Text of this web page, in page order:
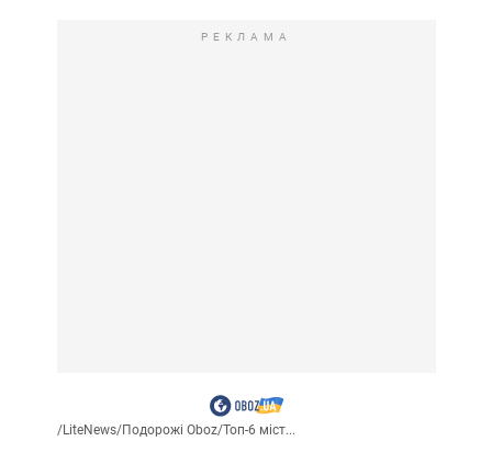
РЕКЛАМА
/LiteNews/Подорожі Oboz/Топ-6 міст...